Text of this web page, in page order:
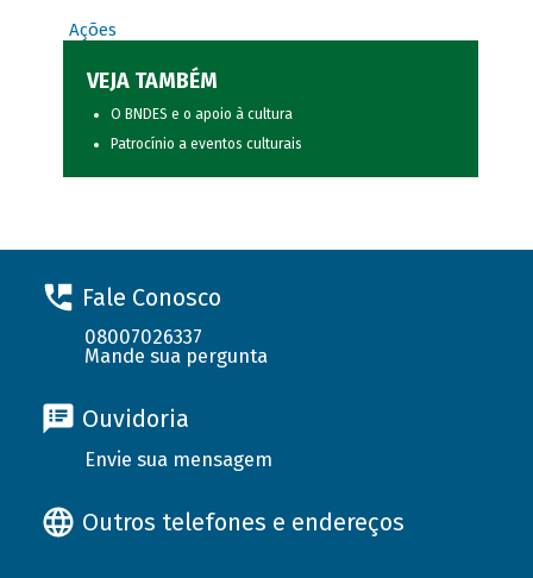
Ações
VEJA TAMBÉM
O BNDES e o apoio à cultura
Patrocínio a eventos culturais
Fale Conosco
08007026337
Mande sua pergunta
Ouvidoria
Envie sua mensagem
Outros telefones e endereços